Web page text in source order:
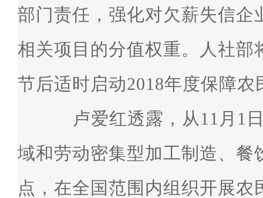
部门责任，强化对欠薪失信
相关项目的分值权重。人社
节后适时启动2018年度保障
卢爱红透露，从11月1日
域和劳动密集型加工制造、餐
点，在全国范围内组织开展